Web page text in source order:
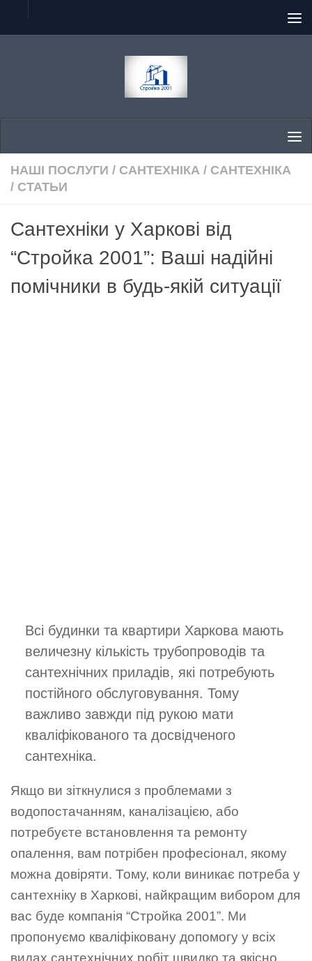
Skip to content
НАШІ ПОСЛУГИ / САНТЕХНІКА / САНТЕХНІКА
/ СТАТЬИ
Сантехніки у Харкові від
“Стройка 2001”: Ваші надійні
помічники в будь-якій ситуації
Всі будинки та квартири Харкова мають
величезну кількість трубопроводів та
сантехнічних приладів, які потребують
постійного обслуговування. Тому
важливо завжди під рукою мати
кваліфікованого та досвідченого
сантехніка.
Якщо ви зіткнулися з проблемами з
водопостачанням, каналізацією, або
потребуєте встановлення та ремонту
опалення, вам потрібен професіонал, якому
можна довіряти. Тому, коли виникає потреба у
сантехніку в Харкові, найкращим вибором для
вас буде компанія “Стройка 2001”. Ми
пропонуємо кваліфіковану допомогу у всіх
видах сантехнічних робіт швидко та якісно.